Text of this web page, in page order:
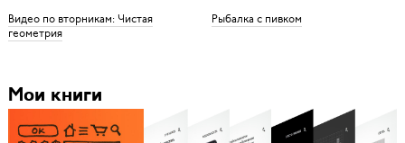
Видео по вторникам: Чистая
геометрия
Рыбалка с пивком
Мои книги